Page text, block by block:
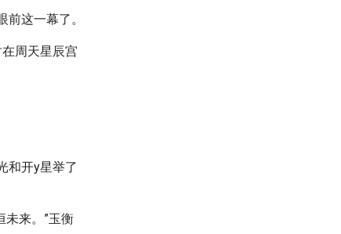
这一幕了。
周天星辰宫
和开y星举了
未来。”玉衡